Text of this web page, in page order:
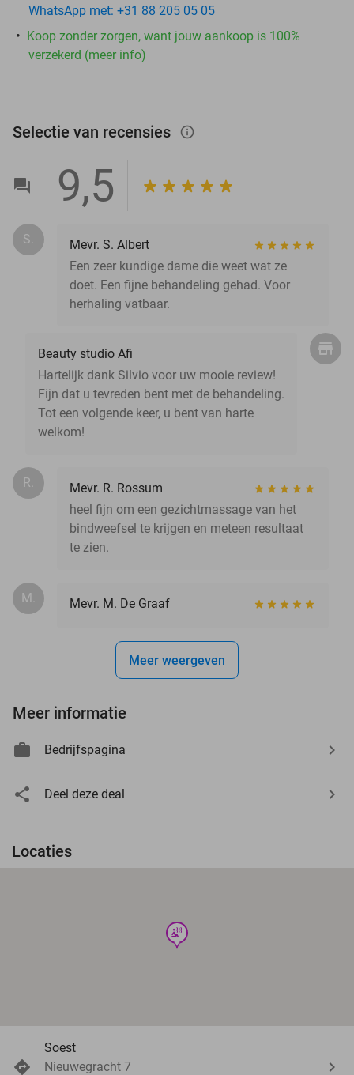
WhatsApp met: +31 88 205 05 05
Koop zonder zorgen, want jouw aankoop is 100%
verzekerd (meer info)
Selectie van recensies info_outlined
9,5
S.
Mevr. S. Albert
Een zeer kundige dame die weet wat ze
doet. Een fijne behandeling gehad. Voor
herhaling vatbaar.
Beauty studio Afi
Hartelijk dank Silvio voor uw mooie review!
Fijn dat u tevreden bent met de behandeling.
Tot een volgende keer, u bent van harte
welkom!
R.
Mevr. R. Rossum
heel fijn om een gezichtmassage van het
bindweefsel te krijgen en meteen resultaat
te zien.
M. Mevr. M. De Graaf
Meer weergeven
Meer informatie
Bedrijfspagina
Deel deze deal
Locaties
wellness
Soest
Nieuwegracht 7